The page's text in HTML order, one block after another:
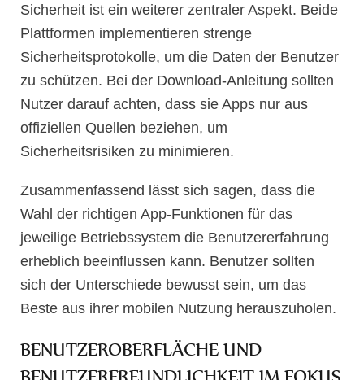
Sicherheit ist ein weiterer zentraler Aspekt. Beide
Plattformen implementieren strenge
Sicherheitsprotokolle, um die Daten der Benutzer
zu schützen. Bei der Download-Anleitung sollten
Nutzer darauf achten, dass sie Apps nur aus
offiziellen Quellen beziehen, um
Sicherheitsrisiken zu minimieren.
Zusammenfassend lässt sich sagen, dass die
Wahl der richtigen App-Funktionen für das
jeweilige Betriebssystem die Benutzererfahrung
erheblich beeinflussen kann. Benutzer sollten
sich der Unterschiede bewusst sein, um das
Beste aus ihrer mobilen Nutzung herauszuholen.
BENUTZEROBERFLÄCHE UND